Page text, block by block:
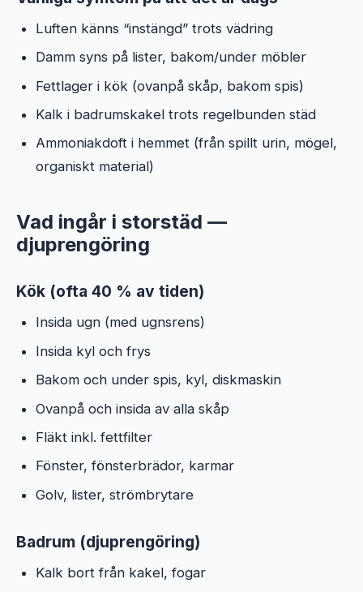
Luften känns “instängd” trots vädring
Damm syns på lister, bakom/under möbler
Fettlager i kök (ovanpå skåp, bakom spis)
Kalk i badrumskakel trots regelbunden städ
Ammoniakdoft i hemmet (från spillt urin, mögel,
organiskt material)
Vad ingår i storstäd —
djuprengöring
Kök (ofta 40 % av tiden)
Insida ugn (med ugnsrens)
Insida kyl och frys
Bakom och under spis, kyl, diskmaskin
Ovanpå och insida av alla skåp
Fläkt inkl. fettfilter
Fönster, fönsterbrädor, karmar
Golv, lister, strömbrytare
Badrum (djuprengöring)
Kalk bort från kakel, fogar